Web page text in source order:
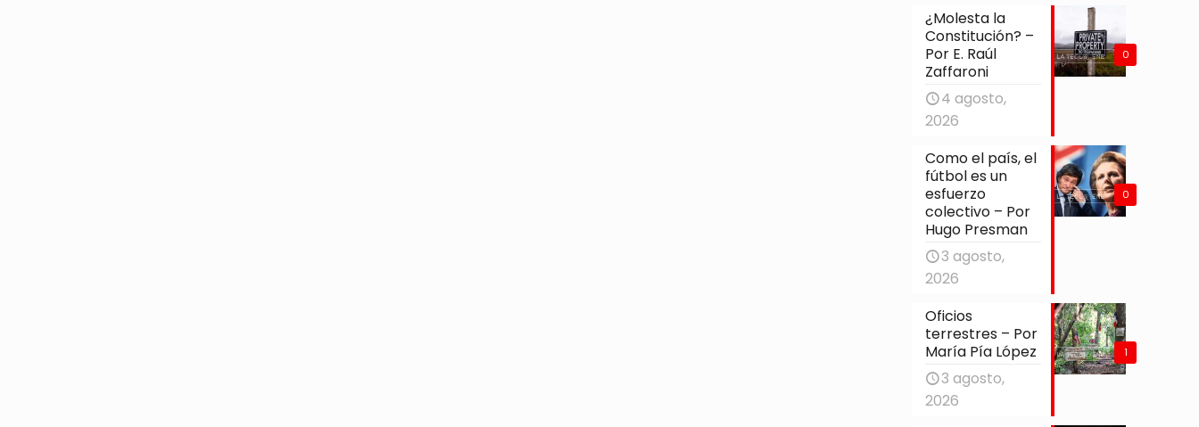
0
¿Molesta la
Constitución? –
Por E. Raúl
Zaffaroni
4 agosto,
2026
0
Como el país, el
fútbol es un
esfuerzo
colectivo – Por
Hugo Presman
3 agosto,
2026
1
Oficios
terrestres – Por
María Pía López
3 agosto,
2026